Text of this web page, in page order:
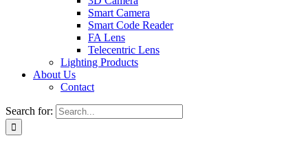
Smart Camera
Smart Code Reader
FA Lens
Telecentric Lens
Lighting Products
About Us
Contact
Search for: